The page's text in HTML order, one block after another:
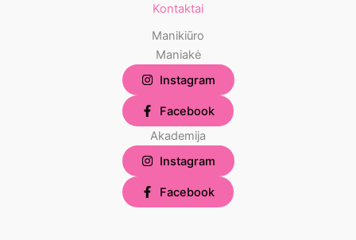
Kontaktai
Manikiūro
Maniakė
Instagram
Facebook
Akademija
Instagram
Facebook